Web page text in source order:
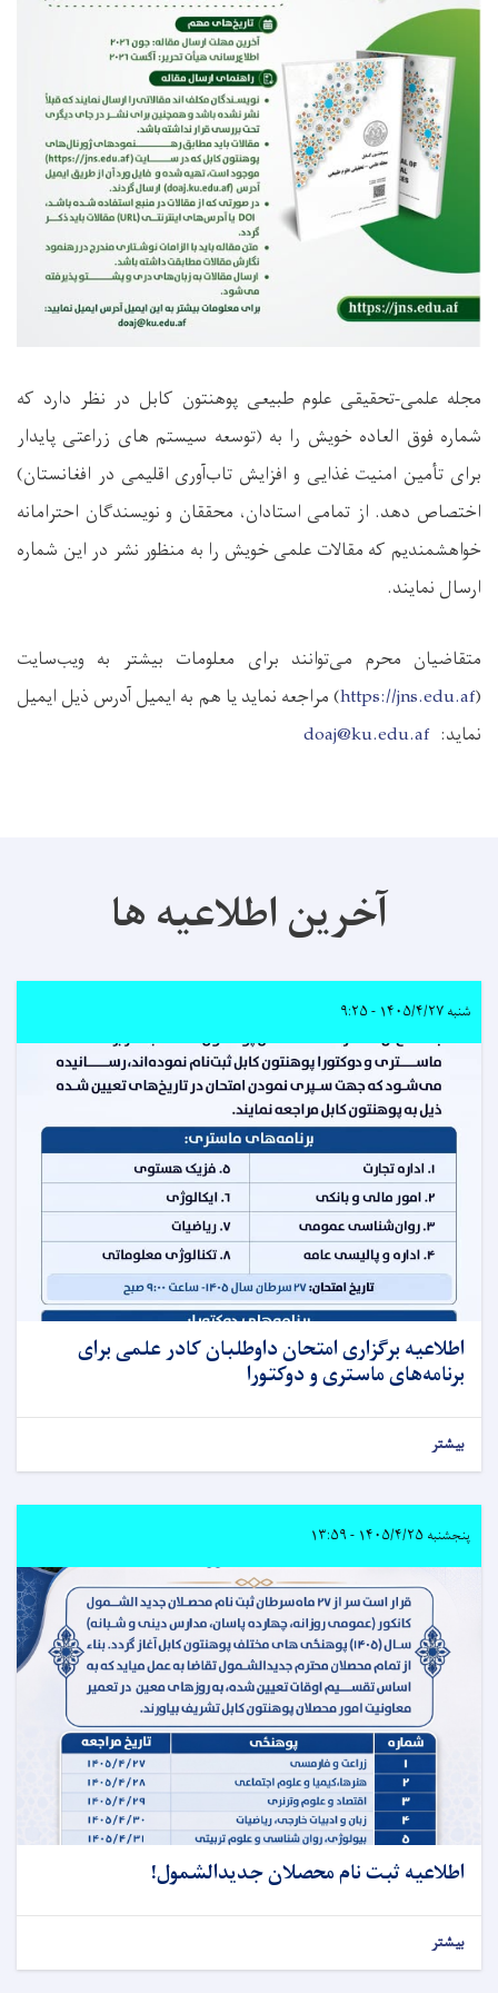
مجله علمی-تحقیقی علوم طبیعی پوهنتون کابل در نظر دارد که
شماره فوق العاده خویش را به (توسعه سيستم های زراعتی پایدار
برای تأمین امنیت غذایی و افزایش تاب‌آوری اقلیمی در افغانستان)
اختصاص دهد. از تمامی استادان، محققان و نویسندگان احترامانه
خواهشمندیم که مقالات علمی خویش را به منظور نشر در این شماره
ارسال نمایند.
متقاضیان محرم می‌توانند برای معلومات بیشتر به ویب‌سایت
(
https://jns.edu.af) مراجعه نماید یا هم به ایمیل آدرس ذیل ایمیل
نماید:doaj@ku.edu.af
آخرین اطلاعیه ها
شنبه ۱۴۰۵/۴/۲۷ - ۹:۲۵
اطلاعیه برگزاری امتحان داوطلبان کادر علمی برای
برنامه‌های ماستری و دوکتورا
بیشتر
پنجشنبه ۱۴۰۵/۴/۲۵ - ۱۳:۵۹
اطلاعیه ثبت‌ نام محصلان جدیدالشمول!
بیشتر